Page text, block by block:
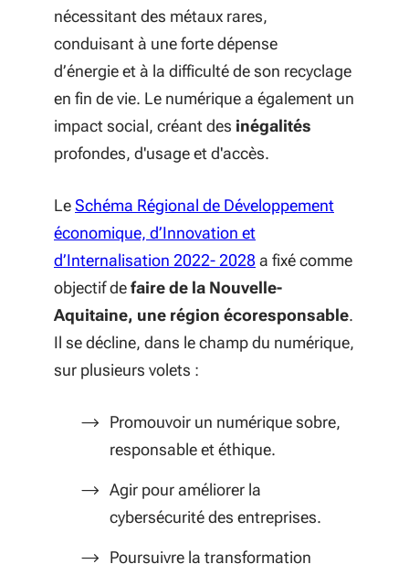
nécessitant des métaux rares,
conduisant à une forte dépense
d’énergie et à la difficulté de son recyclage
en fin de vie. Le numérique a également un
impact social, créant des inégalités
profondes, d'usage et d'accès.
LeSchéma Régional de Développement
économique, d’Innovation et
d’Internalisation 2022- 2028 a fixé comme
objectif defaire de la Nouvelle-
Aquitaine, une région écoresponsable.
Il se décline, dans le champ du numérique,
sur plusieurs volets :
Promouvoir un numérique sobre,
responsable et éthique.
Agir pour améliorer la
cybersécurité des entreprises.
Poursuivre la transformation